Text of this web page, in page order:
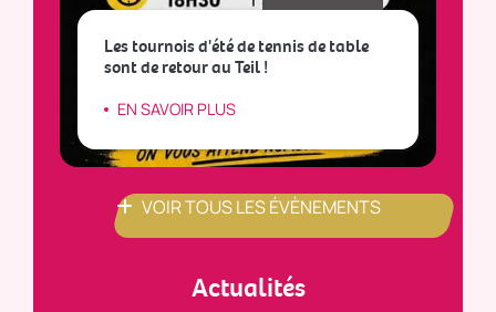
Les tournois d'été de tennis de table
sont de retour au Teil !
EN SAVOIR PLUS
VOIR TOUS LES ÉVÈNEMENTS
Actualités